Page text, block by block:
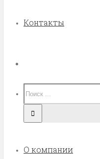
Контакты
О компании